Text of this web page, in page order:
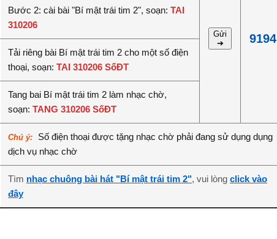
Gửi
➔
9194
Bước 2: cài bài "Bí mật trái tim 2", soạn: TAI
310206
Tải riêng bài Bí mật trái tim 2 cho một số điện
thoại, soạn: TAI 310206 SốĐT
Tang bai Bí mật trái tim 2 làm nhạc chờ,
soạn: TANG 310206 SốĐT
Chú ý:
Số điện thoại được tặng nhạc chờ phải đang sử dụng dụng
dịch vụ nhạc chờ
Tìm nhạc chuông bài hát "Bí mật trái tim 2", vui lòng click vào
đây